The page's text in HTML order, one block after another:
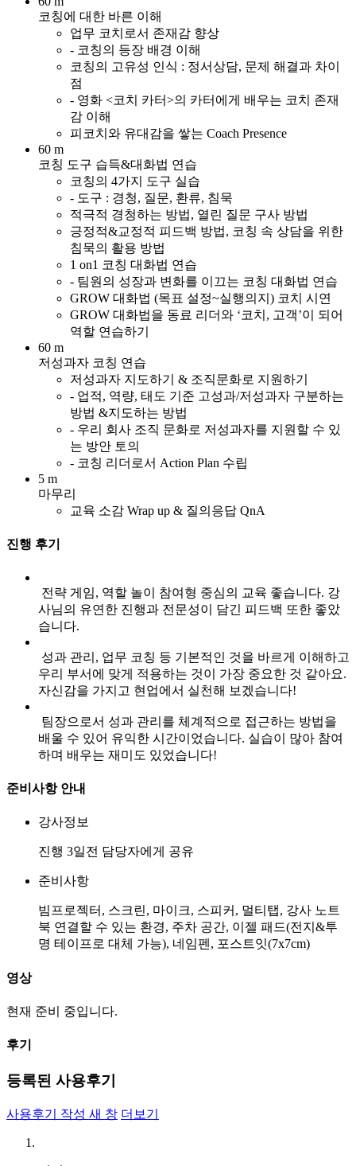
코칭에 대한 바른 이해
업무 코치로서 존재감 향상
- 코칭의 등장 배경 이해
코칭의 고유성 인식 : 정서상담, 문제 해결과 차이
점
- 영화 <코치 카터>의 카터에게 배우는 코치 존재
감 이해
피코치와 유대감을 쌓는 Coach Presence
60 m
코칭 도구 습득&대화법 연습
코칭의 4가지 도구 실습
- 도구 : 경청, 질문, 환류, 침묵
적극적 경청하는 방법, 열린 질문 구사 방법
긍정적&교정적 피드백 방법, 코칭 속 상담을 위한
침묵의 활용 방법
1 on1 코칭 대화법 연습
- 팀원의 성장과 변화를 이끄는 코칭 대화법 연습
GROW 대화법 (목표 설정~실행의지) 코치 시연
GROW 대화법을 동료 리더와 ‘코치, 고객’이 되어
역할 연습하기
60 m
저성과자 코칭 연습
저성과자 지도하기 & 조직문화로 지원하기
- 업적, 역량, 태도 기준 고성과/저성과자 구분하는
방법 &지도하는 방법
- 우리 회사 조직 문화로 저성과자를 지원할 수 있
는 방안 토의
- 코칭 리더로서 Action Plan 수립
5 m
마무리
교육 소감 Wrap up & 질의응답 QnA
진행 후기
전략 게임, 역할 놀이 참여형 중심의 교육 좋습니다. 강
사님의 유연한 진행과 전문성이 담긴 피드백 또한 좋았
습니다.
성과 관리, 업무 코칭 등 기본적인 것을 바르게 이해하고
우리 부서에 맞게 적용하는 것이 가장 중요한 것 같아요.
자신감을 가지고 현업에서 실천해 보겠습니다!
팀장으로서 성과 관리를 체계적으로 접근하는 방법을
배울 수 있어 유익한 시간이었습니다. 실습이 많아 참여
하며 배우는 재미도 있었습니다!
준비사항 안내
강사정보
진행 3일전 담당자에게 공유
준비사항
빔프로젝터, 스크린, 마이크, 스피커, 멀티탭, 강사 노트
북 연결할 수 있는 환경, 주차 공간, 이젤 패드(전지&투
명 테이프로 대체 가능), 네임펜, 포스트잇(7x7cm)
영상
현재 준비 중입니다.
후기
등록된 사용후기
사용후기 작성 새 창 더보기